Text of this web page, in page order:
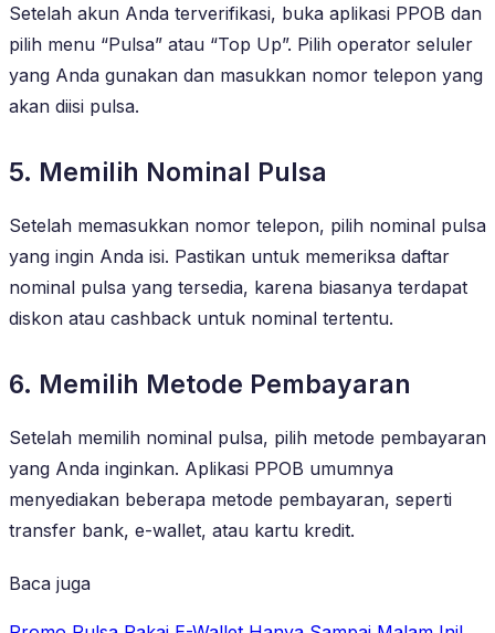
Setelah akun Anda terverifikasi, buka aplikasi PPOB dan
pilih menu “Pulsa” atau “Top Up”. Pilih operator seluler
yang Anda gunakan dan masukkan nomor telepon yang
akan diisi pulsa.
5. Memilih Nominal Pulsa
Setelah memasukkan nomor telepon, pilih nominal pulsa
yang ingin Anda isi. Pastikan untuk memeriksa daftar
nominal pulsa yang tersedia, karena biasanya terdapat
diskon atau cashback untuk nominal tertentu.
6. Memilih Metode Pembayaran
Setelah memilih nominal pulsa, pilih metode pembayaran
yang Anda inginkan. Aplikasi PPOB umumnya
menyediakan beberapa metode pembayaran, seperti
transfer bank, e-wallet, atau kartu kredit.
Baca juga